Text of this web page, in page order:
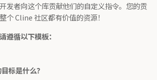
发者向这个库贡献他们的自定义指令。您的贡
个 Cline 社区都有价值的资源！
遵循以下模板：
标是什么？